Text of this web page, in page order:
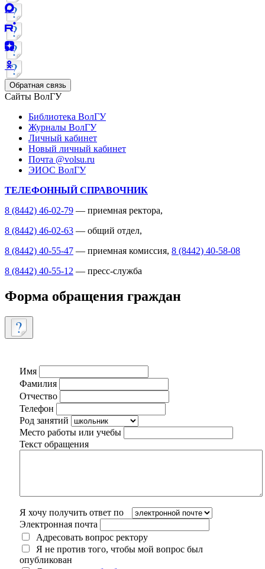
Обратная связь
Сайты ВолГУ
Библиотека ВолГУ
Журналы ВолГУ
Личный кабинет
Новый личный кабинет
Почта @volsu.ru
ЭИОС ВолГУ
ТЕЛЕФОННЫЙ СПРАВОЧНИК
8 (8442) 46-02-79 — приемная ректора,
8 (8442) 46-02-63 — общий отдел,
8 (8442) 40-55-47 — приемная комиссия, 8 (8442) 40-58-08
8 (8442) 40-55-12 — пресс-служба
Форма обращения граждан
Имя
Фамилия
Отчество
Телефон
Род занятий
Место работы или учебы
Текст обращения
Я хочу получить ответ по
Электронная почта
Адресовать вопрос ректору
Я не против того, чтобы мой вопрос был
опубликован